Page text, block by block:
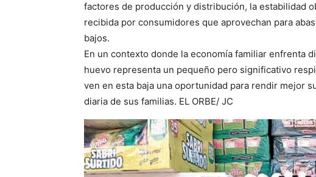
factores de producción y distribución, la estabilidad
recibida por consumidores que aprovechan para
bajos.
En un contexto donde la economía familiar enfrenta
huevo representa un pequeño pero significativo
ven en esta baja una oportunidad para rendir mejor
diaria de sus familias. EL ORBE/ JC